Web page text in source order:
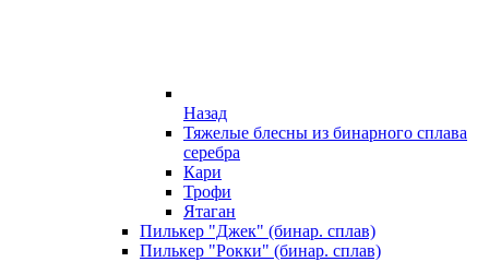
Назад
Тяжелые блесны из бинарного сплава
серебра
Кари
Трофи
Ятаган
Пилькер "Джек" (бинар. сплав)
Пилькер "Рокки" (бинар. сплав)